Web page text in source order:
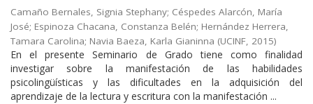
Camaño Bernales, Signia Stephany; Céspedes Alarcón, María
José; Espinoza Chacana, Constanza Belén; Hernández Herrera,
Tamara Carolina; Navia Baeza, Karla Gianinna (UCINF, 2015)
En el presente Seminario de Grado tiene como finalidad
investigar sobre la manifestación de las habilidades
psicolingüísticas y las dificultades en la adquisición del
aprendizaje de la lectura y escritura con la manifestación ...